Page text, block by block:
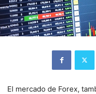
El mercado de Forex,